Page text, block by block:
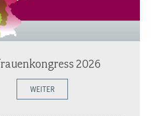
2026
WEITER